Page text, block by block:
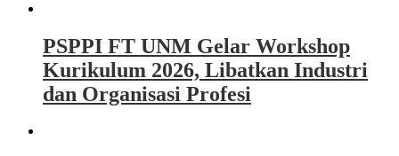
PSPPI FT UNM Gelar Workshop
Kurikulum 2026, Libatkan Industri
dan Organisasi Profesi